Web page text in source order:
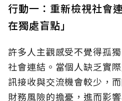
行動一：重新檢視社會
在獨處盲點」
許多人主觀感受不覺得孤
社會連結。當個人缺乏實
訊接收與交流機會較少，
財務風險的擔憂，進而影